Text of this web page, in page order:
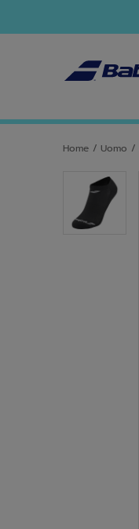
Home / Uomo /